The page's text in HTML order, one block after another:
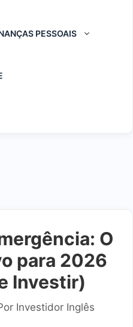
PESSOAIS
O
para 2026
Investir)
Investidor Inglês